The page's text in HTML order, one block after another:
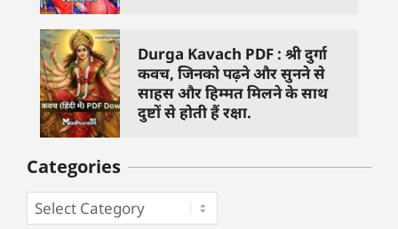
Durga Kavach PDF : श्री दुर्गा
कवच, जिनको पढ़ने और सुनने से
साहस और हिम्मत मिलने के साथ
दुष्टों से होती हैं रक्षा.
Categories